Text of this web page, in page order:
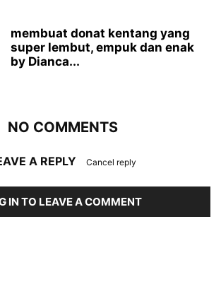
membuat donat kentang yang
super lembut, empuk dan enak
by Dianca...
NO COMMENTS
A REPLY Cancel reply
IN TO LEAVE A COMMENT